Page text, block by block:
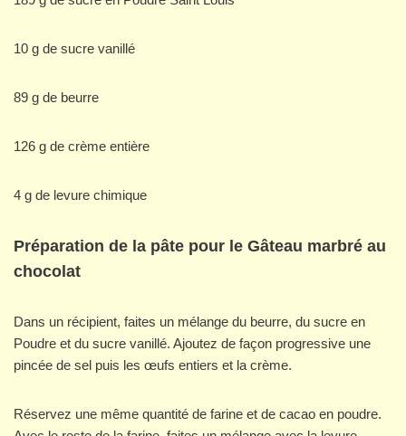
10 g de sucre vanillé
89 g de beurre
126 g de crème entière
4 g de levure chimique
Préparation de la pâte pour le Gâteau marbré au
chocolat
Dans un récipient, faites un mélange du beurre, du sucre en
Poudre et du sucre vanillé. Ajoutez de façon progressive une
pincée de sel puis les œufs entiers et la crème.
Réservez une même quantité de farine et de cacao en poudre.